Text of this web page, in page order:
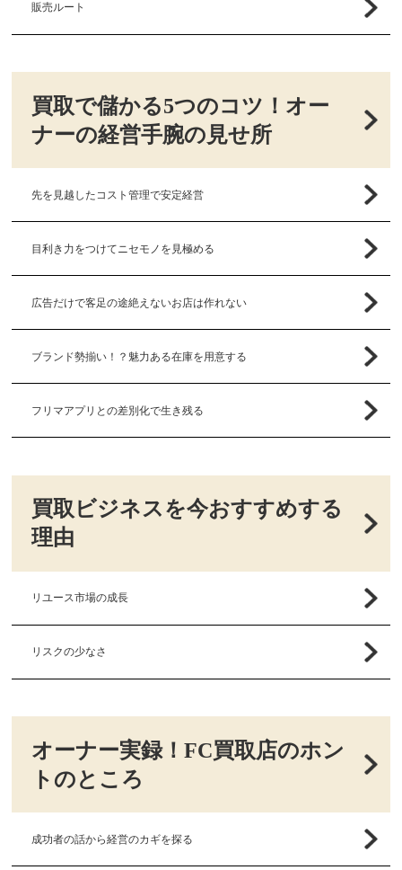
販売ルート
買取で儲かる5つのコツ！オー
ナーの経営手腕の見せ所
先を見越したコスト管理で安定経営
目利き力をつけてニセモノを見極める
広告だけで客足の途絶えないお店は作れない
ブランド勢揃い！？魅力ある在庫を用意する
フリマアプリとの差別化で生き残る
買取ビジネスを今おすすめする
理由
リユース市場の成長
リスクの少なさ
オーナー実録！FC買取店のホン
トのところ
成功者の話から経営のカギを探る